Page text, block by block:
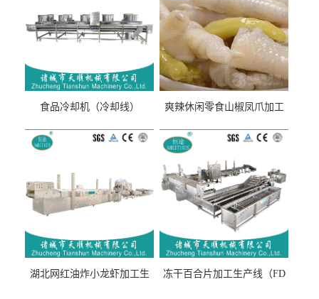
食品冷却机（冷却线）
爽辣休闲零食山椒凤爪加工
流水线）
湖北网红油炸小龙虾加工生
冻干百合片加工生产线（FD